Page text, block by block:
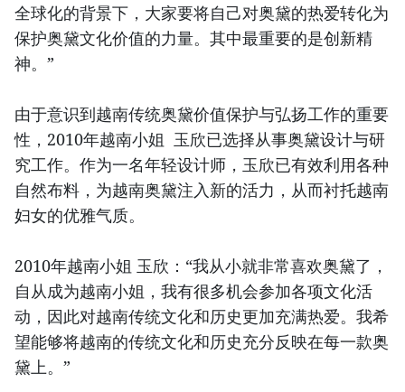
全球化的背景下，大家要将自己对奥黛的热爱转化为
保护奥黛文化价值的力量。其中最重要的是创新精
神。”
由于意识到越南传统奥黛价值保护与弘扬工作的重要
性，2010年越南小姐 玉欣已选择从事奥黛设计与研
究工作。作为一名年轻设计师，玉欣已有效利用各种
自然布料，为越南奥黛注入新的活力，从而衬托越南
妇女的优雅气质。
2010年越南小姐 玉欣：“我从小就非常喜欢奥黛了，
自从成为越南小姐，我有很多机会参加各项文化活
动，因此对越南传统文化和历史更加充满热爱。我希
望能够将越南的传统文化和历史充分反映在每一款奥
黛上。”